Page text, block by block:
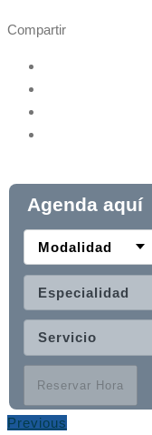
Compartir
Agenda aquí
Modalidad
Especialidad
Servicio
Reservar Hora
Previous